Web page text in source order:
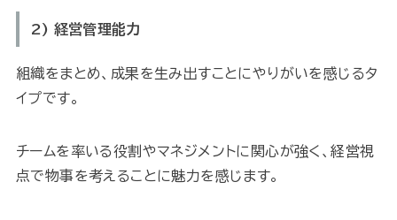
2) 経営管理能力
組織をまとめ、成果を生み出すことにやりがいを感じるタ
イプです。
チームを率いる役割やマネジメントに関心が強く、経営視
点で物事を考えることに魅力を感じます。